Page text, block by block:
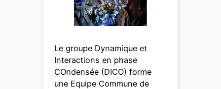
Le groupe Dynamique et
Interactions en phase
COndensée (DICO) forme
une Equipe Commune de